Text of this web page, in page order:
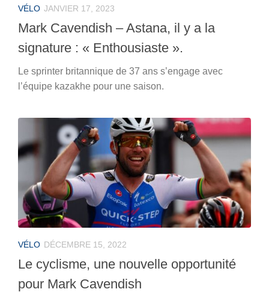
VÉLO JANVIER 17, 2023
Mark Cavendish – Astana, il y a la
signature : « Enthousiaste ».
Le sprinter britannique de 37 ans s’engage avec
l’équipe kazakhe pour une saison.
VÉLO DÉCEMBRE 15, 2022
Le cyclisme, une nouvelle opportunité
pour Mark Cavendish